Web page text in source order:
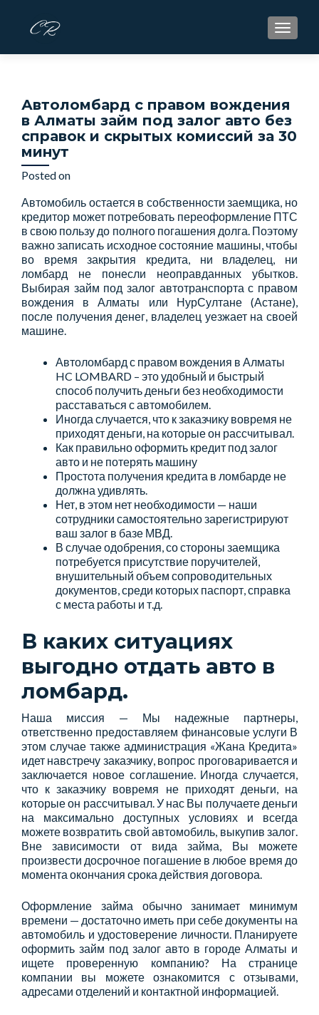
i
MENU
Автоломбард с правом вождения
в Алматы займ под залог авто без
справок и скрытых комиссий за 30
минут
Posted on
Автомобиль остается в собственности заемщика, но
кредитор может потребовать переоформление ПТС
в свою пользу до полного погашения долга. Поэтому
важно записать исходное состояние машины, чтобы
во время закрытия кредита, ни владелец, ни
ломбард не понесли неоправданных убытков.
Выбирая займ под залог автотранспорта с правом
вождения в Алматы или НурСултане (Астане),
после получения денег, владелец уезжает на своей
машине.
Автоломбард с правом вождения в Алматы
HC LOMBARD – это удобный и быстрый
способ получить деньги без необходимости
расставаться с автомобилем.
Иногда случается, что к заказчику вовремя не
приходят деньги, на которые он рассчитывал.
Как правильно оформить кредит под залог
авто и не потерять машину
Простота получения кредита в ломбарде не
должна удивлять.
Нет, в этом нет необходимости — наши
сотрудники самостоятельно зарегистрируют
ваш залог в базе МВД.
В случае одобрения, со стороны заемщика
потребуется присутствие поручителей,
внушительный объем сопроводительных
документов, среди которых паспорт, справка
с места работы и т.д.
В каких ситуациях
выгодно отдать авто в
ломбард.
Наша миссия — Мы надежные партнеры,
ответственно предоставляем финансовые услуги В
этом случае также администрация «Жана Кредита»
идет навстречу заказчику, вопрос проговаривается и
заключается новое соглашение. Иногда случается,
что к заказчику вовремя не приходят деньги, на
которые он рассчитывал. У нас Вы получаете деньги
на максимально доступных условиях и всегда
можете возвратить свой автомобиль, выкупив залог.
Вне зависимости от вида займа, Вы можете
произвести досрочное погашение в любое время до
момента окончания срока действия договора.
Оформление займа обычно занимает минимум
времени — достаточно иметь при себе документы на
автомобиль и удостоверение личности. Планируете
оформить займ под залог авто в городе Алматы и
ищете проверенную компанию? На странице
компании вы можете ознакомится с отзывами,
адресами отделений и контактной информацией.